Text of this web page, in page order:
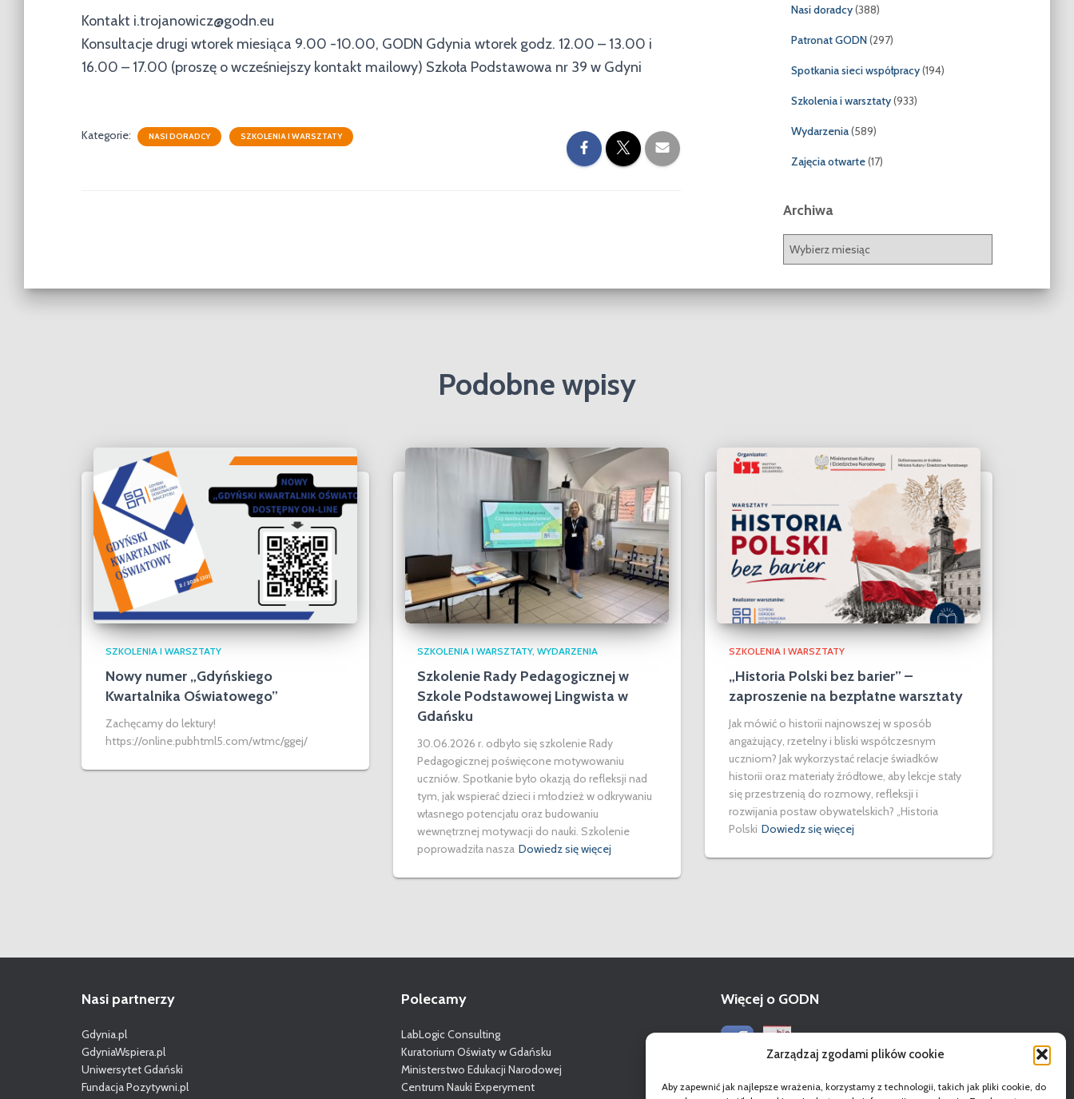
Zarządzaj zgodami plików cookie
Aby zapewnić jak najlepsze wrażenia, korzystamy z technologii, takich jak pliki cookie, do
Kontakt i.trojanowicz@godn.eu
Konsultacje drugi wtorek miesiąca 9.00 -10.00, GODN Gdynia wtorek godz. 12.00 – 13.00 i
16.00 – 17.00 (proszę o wcześniejszy kontakt mailowy) Szkoła Podstawowa nr 39 w Gdyni
Kategorie: NASI DORADCY SZKOLENIA I WARSZTATY
Nasi doradcy(388)
Patronat GODN(297)
Spotkania sieci współpracy(194)
Szkolenia i warsztaty(933)
Wydarzenia(589)
Zajęcia otwarte(17)
Archiwa
h
Podobne wpisy
SZKOLENIA I WARSZTATY
Nowy numer „Gdyńskiego
Kwartalnika Oświatowego”
Zachęcamy do lektury!
https://online.pubhtml5.com/wtmc/ggej/
SZKOLENIA I WARSZTATY WYDARZENIA
Szkolenie Rady Pedagogicznej w
Szkole Podstawowej Lingwista w
Gdańsku
30.06.2026 r. odbyło się szkolenie Rady
Pedagogicznej poświęcone motywowaniu
uczniów. Spotkanie było okazją do refleksji nad
tym, jak wspierać dzieci i młodzież w odkrywaniu
własnego potencjału oraz budowaniu
wewnętrznej motywacji do nauki. Szkolenie
poprowadziła nasza Dowiedz się więcej
SZKOLENIA I WARSZTATY
„Historia Polski bez barier” –
zaproszenie na bezpłatne warsztaty
Jak mówić o historii najnowszej w sposób
angażujący, rzetelny i bliski współczesnym
uczniom? Jak wykorzystać relacje świadków
historii oraz materiały źródłowe, aby lekcje stały
się przestrzenią do rozmowy, refleksji i
rozwijania postaw obywatelskich? „Historia
Polski Dowiedz się więcej
Nasi partnerzy
Gdynia.pl
GdyniaWspiera.pl
Uniwersytet Gdański
Fundacja Pozytywni.pl
Polecamy
LabLogic Consulting
Kuratorium Oświaty w Gdańsku
Ministerstwo Edukacji Narodowej
Centrum Nauki Experyment
Więcej o GODN